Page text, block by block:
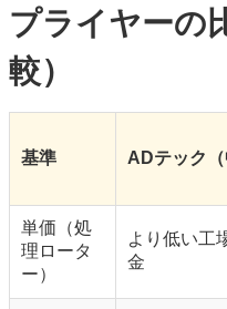
プライヤーの
較）
基準 ADテック（
単価（処
理ロータ
ー）
より低い工
金